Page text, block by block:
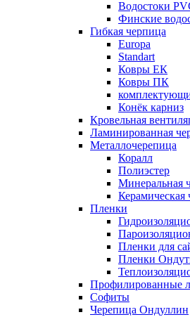
Водостоки
Финские
Гибкая черпица
Europa
Standart
Ковры ЕК
Ковры ПК
Конёк карниз
Кровельная
Ламинированная
Металлочерепица
Коралл
Полиэстер
Минеральная
Керамическая
Пленки
Пленки для
Пленки
Профилированные
Софиты
Черепица Ондуллин